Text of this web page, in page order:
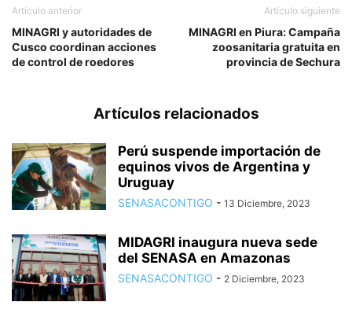
Artículo anterior
MINAGRI y autoridades de
Cusco coordinan acciones
de control de roedores
Artículo siguiente
MINAGRI en Piura: Campaña
zoosanitaria gratuita en
provincia de Sechura
Artículos relacionados
Perú suspende importación de
equinos vivos de Argentina y
Uruguay
SENASACONTIGO - 13 Diciembre, 2023
MIDAGRI inaugura nueva sede
del SENASA en Amazonas
SENASACONTIGO - 2 Diciembre, 2023